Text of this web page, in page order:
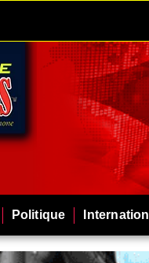
Politique